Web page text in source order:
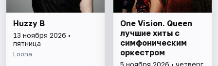
Huzzy B
13 ноября 2026 •
пятница
Loona
One Vision. Queen
лучшие хиты c
симфоническим
оркестром